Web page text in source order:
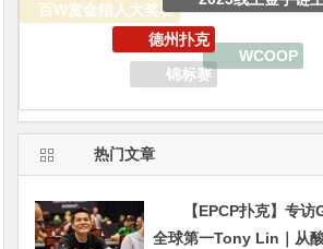
WSOP金手链
EV扑克
WCOOP
锦标赛
热门文章
【EPCP扑克】专访
全球第一Tony Lin｜从